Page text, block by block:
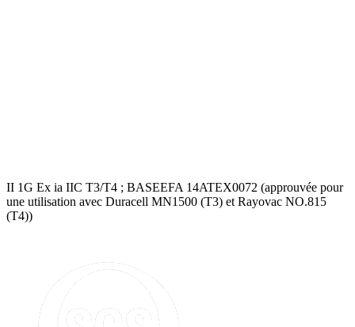
II 1G Ex ia IIC T3/T4 ; BASEEFA 14ATEX0072 (approuvée pour
une utilisation avec Duracell MN1500 (T3) et Rayovac NO.815
(T4))